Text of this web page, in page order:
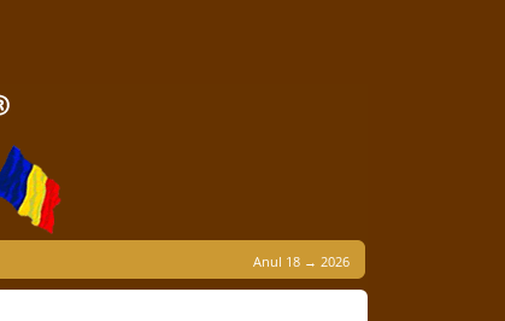
Anul 18 → 2026